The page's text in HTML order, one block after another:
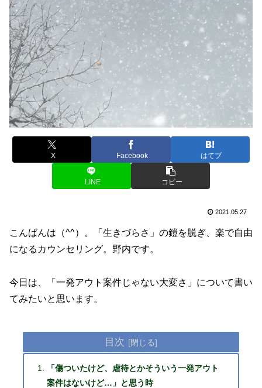
X Facebook はてブ
LINE コピー
2021.05.27
こんばんは（^^）。「生きづらさ」の鎧を脱ぎ、楽で自由
になるカウンセリング。野内です。
今日は、「一発アウト案件じゃない大変さ」について書い
てみたいと思います。
目次
「傷ついたけど、虐待とかそういう一発アウト
案件はないけど…」と思う時